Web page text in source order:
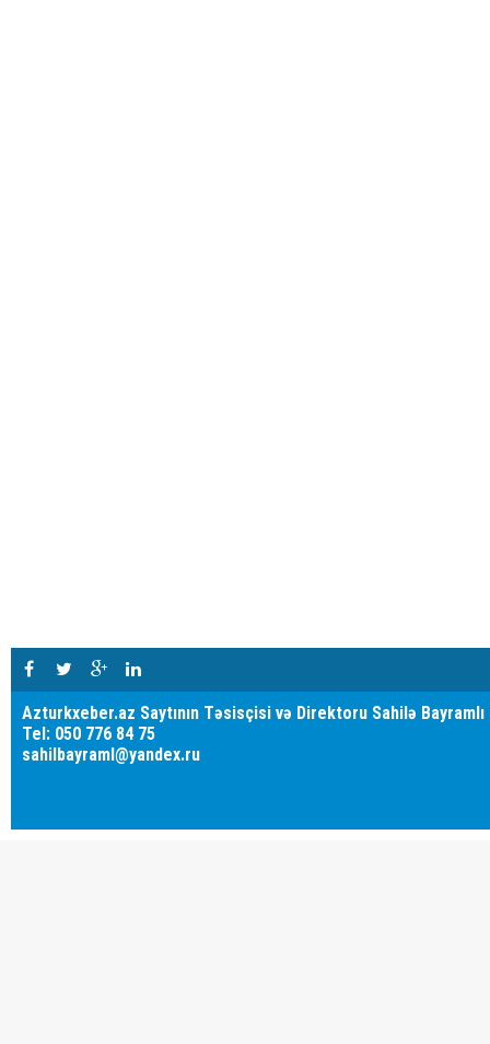
Azturkxeber.az Saytının Təsisçisi və Direktoru Sahilə Bayramlı
Tel: 050 776 84 75
sahilbayraml@yandex.ru